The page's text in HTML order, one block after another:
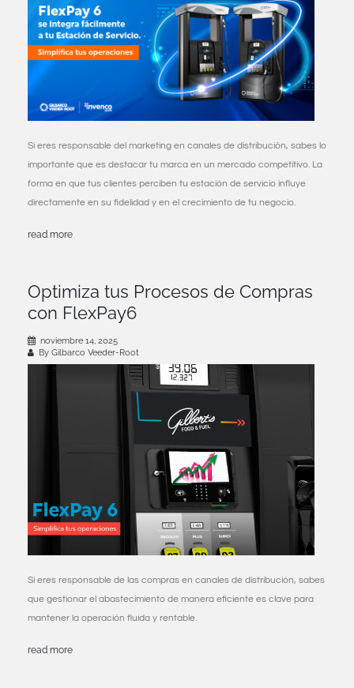
Si eres responsable del marketing en canales de distribución, sabes lo
importante que es destacar tu marca en un mercado competitivo. La
forma en que tus clientes perciben tu estación de servicio influye
directamente en su fidelidad y en el crecimiento de tu negocio.
read more
Optimiza tus Procesos de Compras
con FlexPay6
noviembre 14, 2025
By Gilbarco Veeder-Root
Si eres responsable de las compras en canales de distribución, sabes
que gestionar el abastecimiento de manera eficiente es clave para
mantener la operación fluida y rentable.
read more